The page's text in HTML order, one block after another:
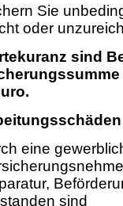
Sie
oder
sind
eine
sind